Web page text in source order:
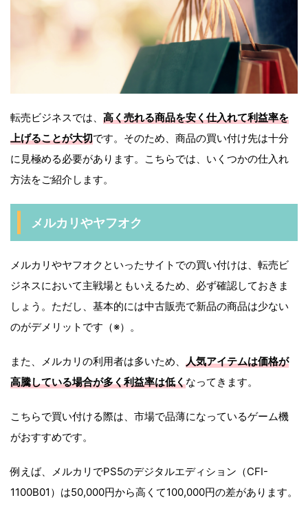
転売ビジネスでは、 高く売れる商品を安く仕入れて利益率を
上げることが大切です。そのため、商品の買い付け先は十分
に見極める必要があります。こちらでは、いくつかの仕入れ
方法をご紹介します。
メルカリやヤフオク
メルカリやヤフオクといったサイトでの買い付けは、転売ビ
ジネスにおいて主戦場ともいえるため、必ず確認しておきま
しょう。ただし、基本的には中古販売で新品の商品は少ない
のがデメリットです（※）。
また、メルカリの利用者は多いため、 人気アイテムは価格が
高騰している場合が多く利益率は低くなってきます。
こちらで買い付ける際は、市場で品薄になっているゲーム機
がおすすめです。
例えば、メルカリでPS5のデジタルエディション（CFI-
1100B01）は50,000円から高くて100,000円の差があります。